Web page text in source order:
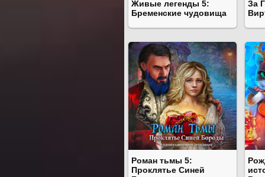
Живые легенды 5:
Бременские чудовища
За
Роман тьмы 5:
Проклятье Синей